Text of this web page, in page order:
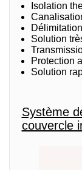
Isolation
Solution
Protection
Solution
Système
couvercle